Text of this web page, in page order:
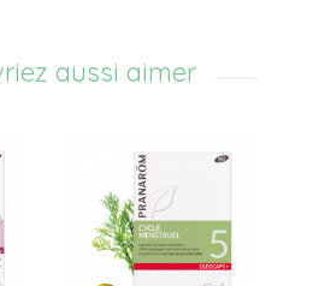
aussi aimer